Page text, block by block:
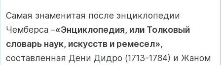
Самая знаменитая после энциклопедии
Чемберса –«Энциклопедия, или Толковый
словарь наук, искусств и ремесел»,
составленная Дени Дидро (1713-1784) и Жаном